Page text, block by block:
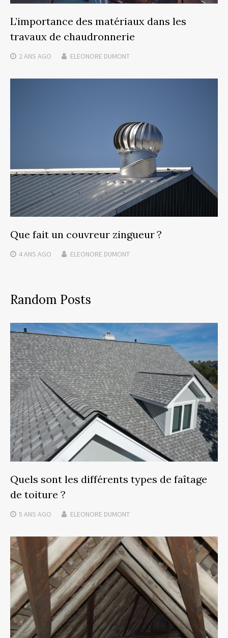
L’importance des matériaux dans les
travaux de chaudronnerie
2 ANS AGO ELEONORE DUMONT
Que fait un couvreur zingueur ?
4 ANS AGO ELEONORE DUMONT
Random Posts
Quels sont les différents types de faîtage
de toiture ?
5 ANS AGO ELEONORE DUMONT